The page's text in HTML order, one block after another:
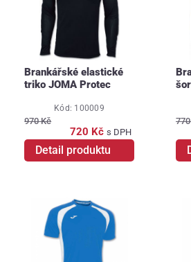
Brankářské elastické
triko JOMA Protec
Kód: 100009
970 Kč
720 Kč s DPH
Detail produktu